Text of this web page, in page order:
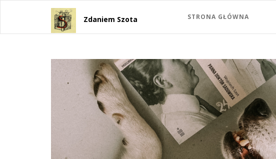
Zdaniem Szota STRONA GŁÓWNA